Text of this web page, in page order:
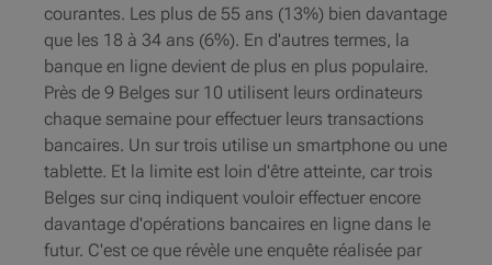
courantes. Les plus de 55 ans (13%) bien davantage
que les 18 à 34 ans (6%). En d'autres termes, la
banque en ligne devient de plus en plus populaire.
Près de 9 Belges sur 10 utilisent leurs ordinateurs
chaque semaine pour effectuer leurs transactions
bancaires. Un sur trois utilise un smartphone ou une
tablette. Et la limite est loin d'être atteinte, car trois
Belges sur cinq indiquent vouloir effectuer encore
davantage d'opérations bancaires en ligne dans le
futur. C'est ce que révèle une enquête réalisée par